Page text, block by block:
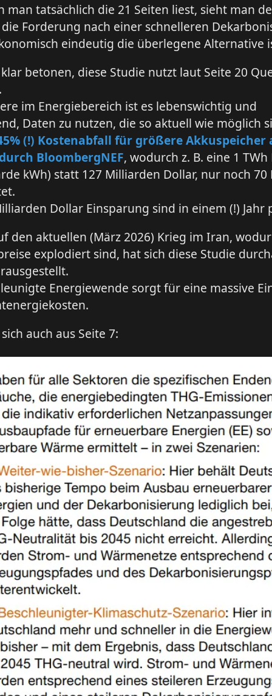
man tatsächlich die 21 Seiten liest, sieht man
Forderung nach einer schnelleren
eindeutig die überlegene Alternative
betonen, diese Studie nutzt laut Seite 20
im Energiebereich ist es lebenswichtig und
Daten zu nutzen, die so aktuell wie möglich
(!) Kostenabfall für größere Akkuspeicher
BloombergNEF, wodurch z. B. eine 1
kWh) statt 127 Milliarden Dollar, nur noch
Dollar Einsparung sind in einem (!) Jahr
den aktuellen (März 2026) Krieg im Iran,
explodiert sind, hat sich diese Studie
Energiewende sorgt für eine massive
auch aus Seite 7: